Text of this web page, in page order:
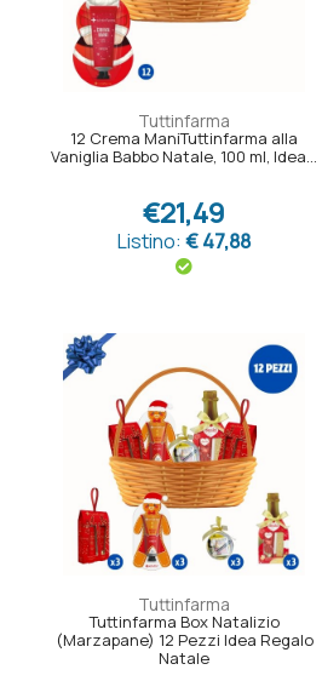
Tuttinfarma
12 Crema ManiTuttinfarma alla
Vaniglia Babbo Natale, 100 ml, Idea...
€21,49
Listino:€ 47,88
Tuttinfarma
Tuttinfarma Box Natalizio
(Marzapane) 12 Pezzi Idea Regalo
Natale